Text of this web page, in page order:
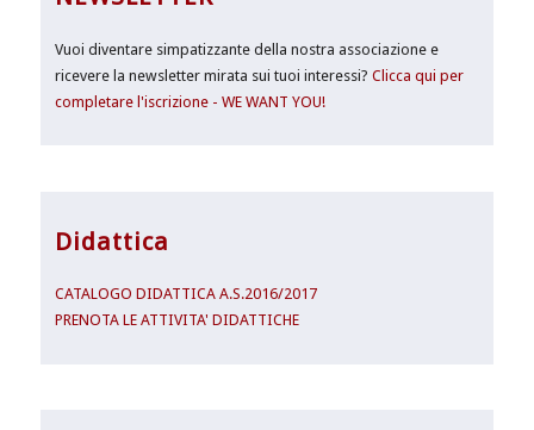
Vuoi diventare simpatizzante della nostra associazione e
ricevere la newsletter mirata sui tuoi interessi?Clicca qui per
completare l'iscrizione - WE WANT YOU!
Didattica
CATALOGO DIDATTICA A.S.2016/2017
PRENOTA LE ATTIVITA' DIDATTICHE